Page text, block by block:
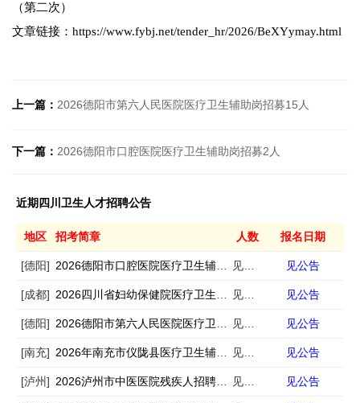
（第二次）
文章链接：https://www.fybj.net/tender_hr/2026/BeXYymay.html
上一篇： 2026德阳市第六人民医院医疗卫生辅助岗招募15人
下一篇： 2026德阳市口腔医院医疗卫生辅助岗招募2人
近期四川卫生人才招聘公告
地区 招考简章 人数 报名日期
[德阳] 2026德阳市口腔医院医疗卫生辅助岗招募2人 见公告 见公告
[成都] 2026四川省妇幼保健院医疗卫生辅助岗招募5人（第二次） 见公告 见公告
[德阳] 2026德阳市第六人民医院医疗卫生辅助岗招募15人 见公告 见公告
[南充] 2026年南充市仪陇县医疗卫生辅助岗招募公告 见公告 见公告
[泸州] 2026泸州市中医医院残疾人招聘17人 见公告 见公告